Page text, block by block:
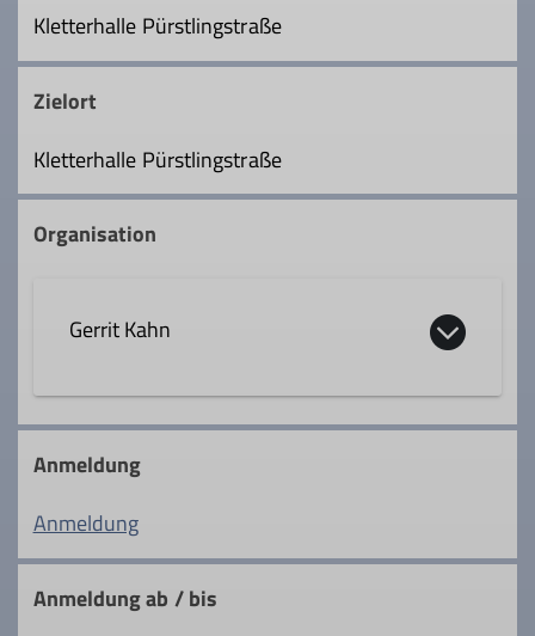
Kletterhalle Pürstlingstraße
Zielort
Kletterhalle Pürstlingstraße
Organisation
Gerrit Kahn
gerrit.kahn@dav-rosenheim.de
Qualifikationen
Anmeldung
Anmeldung
Anmeldung ab / bis